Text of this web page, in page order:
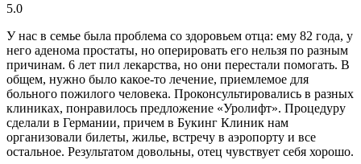
5.0
У нас в семье была проблема со здоровьем отца: ему 82 года, у
него аденома простаты, но оперировать его нельзя по разным
причинам. 6 лет пил лекарства, но они перестали помогать. В
общем, нужно было какое-то лечение, приемлемое для
больного пожилого человека. Проконсультировались в разных
клиниках, понравилось предложение «Уролифт». Процедуру
сделали в Германии, причем в Букинг Клиник нам
организовали билеты, жилье, встречу в аэропорту и все
остальное. Результатом довольны, отец чувствует себя хорошо.